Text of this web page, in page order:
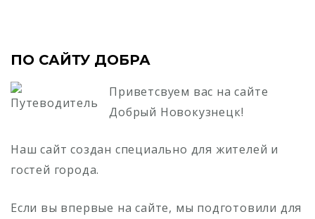
ПО САЙТУ ДОБРА
Приветсвуем вас на сайте
Добрый Новокузнецк!
Наш сайт создан специально для жителей и
гостей города.
Если вы впервые на сайте, мы подготовили для